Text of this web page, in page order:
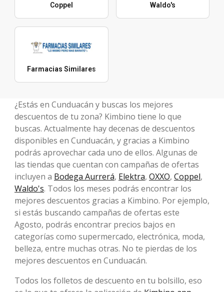
Coppel Waldo's
Farmacias Similares
¿Estás en Cunduacán y buscas los mejores
descuentos de tu zona? Kimbino tiene lo que
buscas. Actualmente hay decenas de descuentos
disponibles en Cunduacán, y gracias a Kimbino
podrás aprovechar cada uno de ellos. Algunas de
las tiendas que cuentan con campañas de ofertas
incluyen a Bodega Aurrerá, Elektra, OXXO, Coppel,
Waldo's. Todos los meses podrás encontrar los
mejores descuentos gracias a Kimbino. Por ejemplo,
si estás buscando campañas de ofertas este
Agosto, podrás encontrar precios bajos en
categorías como supermercado, electrónica, moda,
belleza, entre muchas otras. No te pierdas de los
mejores descuentos en Cunduacán.
Todos los folletos de descuento en tu bolsillo, eso